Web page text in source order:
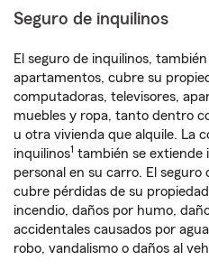
Seguro de inquilinos
El seguro de inquilinos,
apartamentos, cubre su
computadoras, televisores,
muebles y ropa, tanto dentro
u otra vivienda que alquile. La
inquilinos1 también se extiende
personal en su carro. El
cubre pérdidas de su
incendio, daños por humo,
accidentales causados por
robo, vandalismo o daños al